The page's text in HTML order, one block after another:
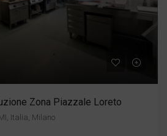
Zona Piazzale Loreto
Italia, Milano